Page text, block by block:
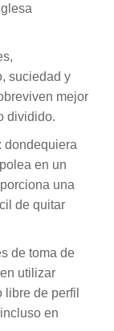
suciedad y
mejor
dividido.
dondequiera
en un
una
de quitar
de toma de
utilizar
de perfil
en